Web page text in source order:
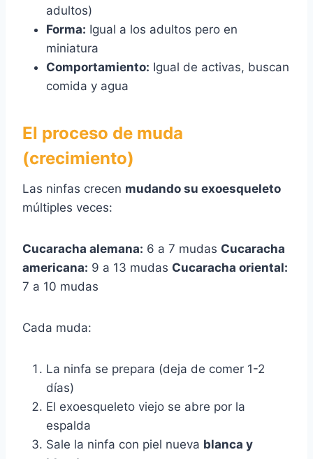
adultos)
Forma: Igual a los adultos pero en
miniatura
Comportamiento: Igual de activas, buscan
comida y agua
El proceso de muda
(crecimiento)
Las ninfas crecen mudando su exoesqueleto
múltiples veces:
Cucaracha alemana: 6 a 7 mudas Cucaracha
americana: 9 a 13 mudas Cucaracha oriental:
7 a 10 mudas
Cada muda:
La ninfa se prepara (deja de comer 1-2
días)
El exoesqueleto viejo se abre por la
espalda
Sale la ninfa con piel nueva blanca y